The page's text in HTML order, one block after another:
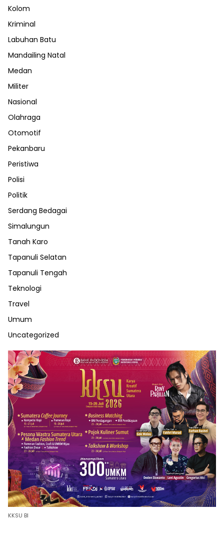
Kolom
Kriminal
Labuhan Batu
Mandailing Natal
Medan
Militer
Nasional
Olahraga
Otomotif
Pekanbaru
Peristiwa
Polisi
Politik
Serdang Bedagai
Simalungun
Tanah Karo
Tapanuli Selatan
Tapanuli Tengah
Teknologi
Travel
Umum
Uncategorized
KKSU BI